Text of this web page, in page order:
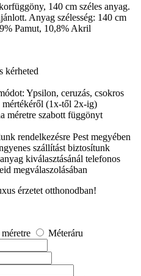
140 cm széles anyag.
Anyag szélesség: 140 cm
Pamut, 10,8% Akril
kérheted
Ypsilon, ceruzás, csokros
mértékéről (1x-től 2x-ig)
méretre szabott függönyt
rendelkezésre Pest megyében
szállítást biztosítunk
kiválasztásánál telefonos
megválaszolásában
érzetet otthonodban!
Méteráru